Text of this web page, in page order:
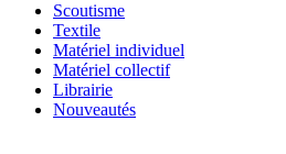
Scoutisme
Textile
Matériel individuel
Matériel collectif
Librairie
Nouveautés